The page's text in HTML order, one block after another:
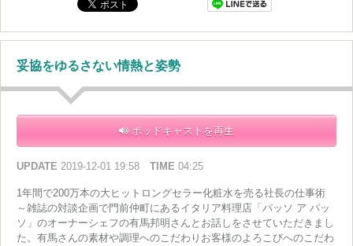
妥協をゆるさない情熱と姿勢
ポッドキャストを再生
UPDATE 2019-12-01 19:58 TIME 04:25
1年間で200万本の大ヒットロングセラー化粧水を売る社長の仕事術
～雑誌の対談企画で門前仲町にあるイタリア料理店「パッソ ア パッ
ソ」のオーナーシェフの有馬邦明さんとお話しをさせていただきまし
た。有馬さんの素材や調理へのこだわりお客様のよろこびへのこだわ